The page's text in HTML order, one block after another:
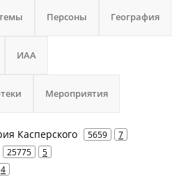
Персоны География
ИАА
Мероприятия
Касперского 5659 7
25775 5
4